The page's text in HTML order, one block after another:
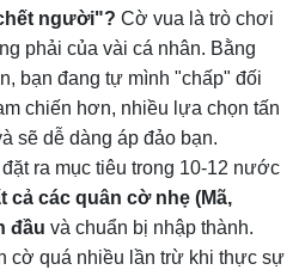
người"? Cờ vua là trò chơi
phải của vài cá nhân. Bằng
bạn đang tự mình "chấp" đối
chiến hơn, nhiều lựa chọn tấn
sẽ dễ dàng áp đảo bạn.
đặt ra mục tiêu trong 10-12 nước
cả các quân cờ nhẹ (Mã,
đầu và chuẩn bị nhập thành.
cờ quá nhiều lần trừ khi thực sự